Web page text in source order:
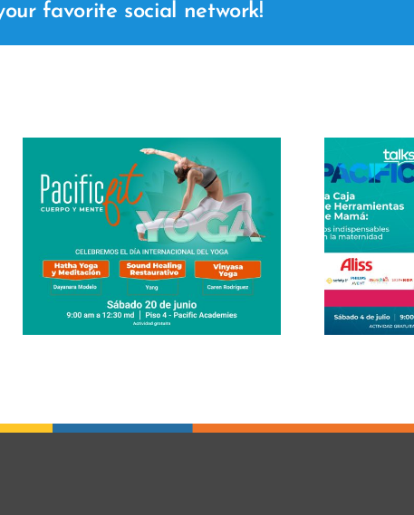
favorite social network!
Pacific Talks – Mom's
Toolbox